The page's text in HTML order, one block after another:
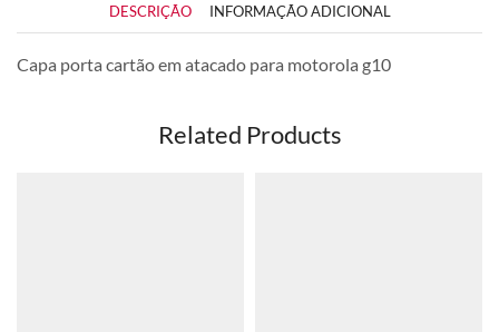
DESCRIÇÃO INFORMAÇÃO ADICIONAL
Capa porta cartão em atacado para motorola g10
Related Products